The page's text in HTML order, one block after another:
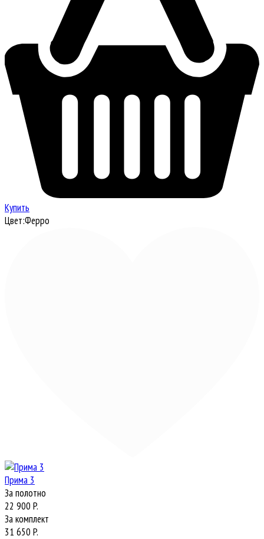
Купить
Цвет:Ферро
Прима 3
За полотно
22 900 P.
За комплект
31 650 P.